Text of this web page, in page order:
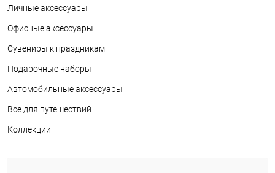
Личные аксессуары
Офисные аксессуары
Сувениры к праздникам
Подарочные наборы
Автомобильные аксессуары
Все для путешествий
Коллекции